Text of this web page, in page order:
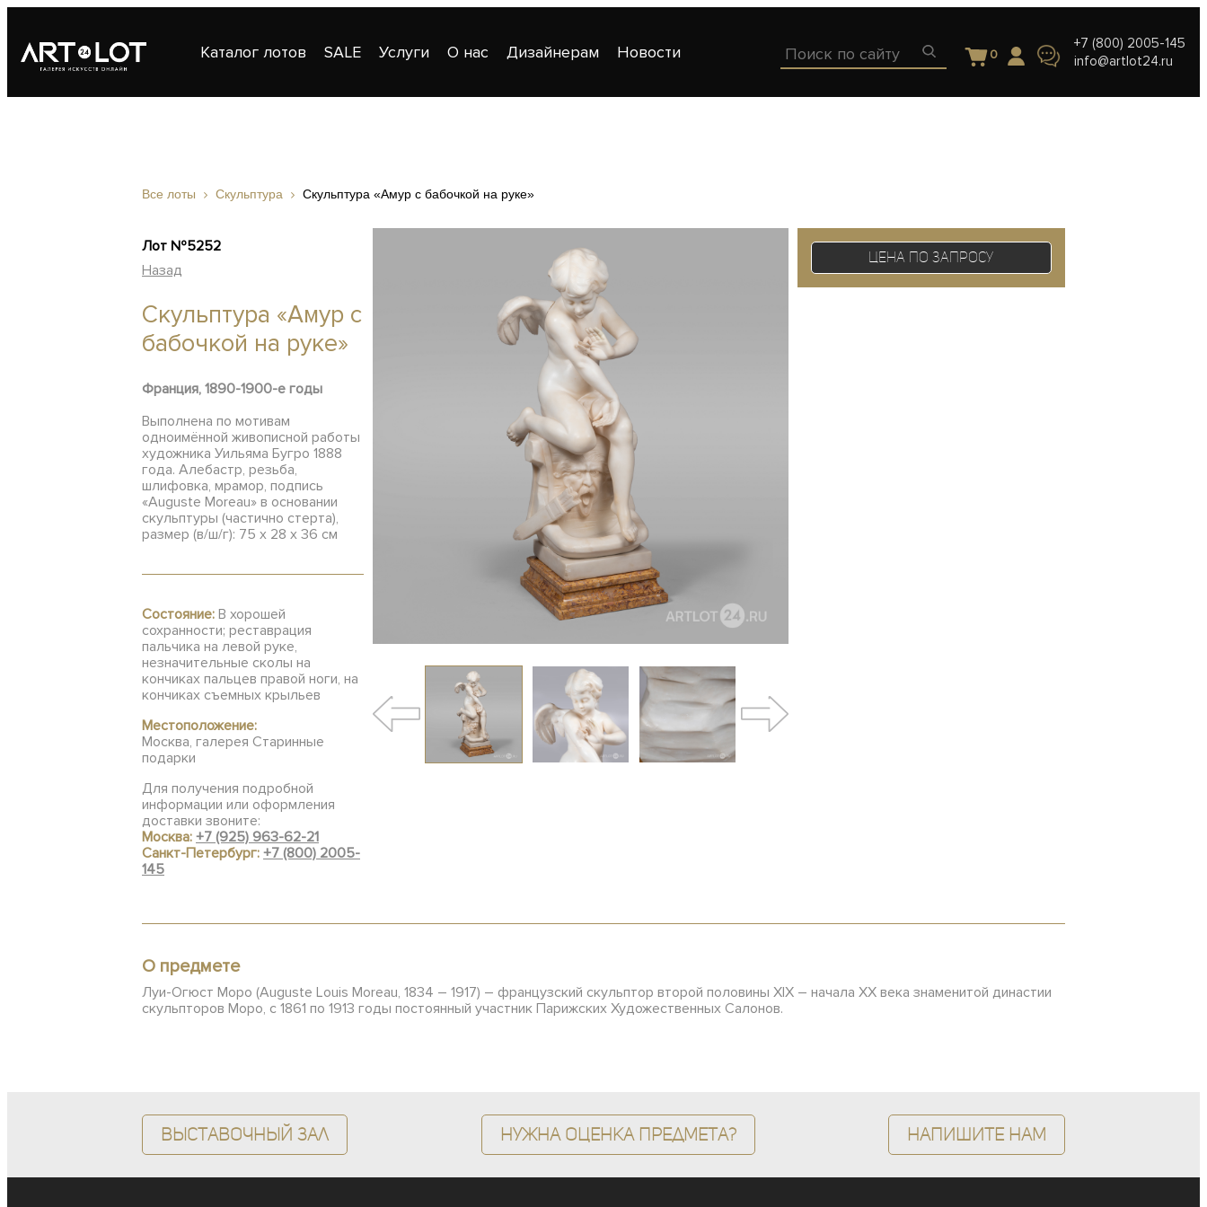
Каталог лотов SALE Услуги О нас Дизайнерам Новости 0
+7 (800) 2005-145
info@artlot24.ru
Все лоты Скульптура Скульптура «Амур с бабочкой на руке»
Лот №5252
Назад
Скульптура «Амур с
бабочкой на руке»
Франция, 1890-1900-е годы
Выполнена по мотивам
одноимённой живописной работы
художника Уильяма Бугро 1888
года. Алебастр, резьба,
шлифовка, мрамор, подпись
«Auguste Moreau» в основании
скульптуры (частично стерта),
размер (в/ш/г): 75 х 28 х 36 см
Состояние: В хорошей
сохранности; реставрация
пальчика на левой руке,
незначительные сколы на
кончиках пальцев правой ноги, на
кончиках съемных крыльев
Местоположение:
Москва, галерея Старинные
подарки
Для получения подробной
информации или оформления
доставки звоните:
Москва: +7 (925) 963-62-21
Санкт-Петербург: +7 (800) 2005-
145
Цена по запросу
О предмете
Луи-Огюст Моро (Auguste Louis Moreau, 1834 – 1917) – французский скульптор второй половины XIX – начала ХХ века знаменитой династии
скульпторов Моро, с 1861 по 1913 годы постоянный участник Парижских Художественных Салонов.
Выставочный зал Нужна оценка предмета? Напишите нам